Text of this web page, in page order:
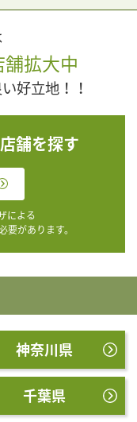
拡大中
好立地！！
舗を探す
による
があります。
神奈川県
千葉県